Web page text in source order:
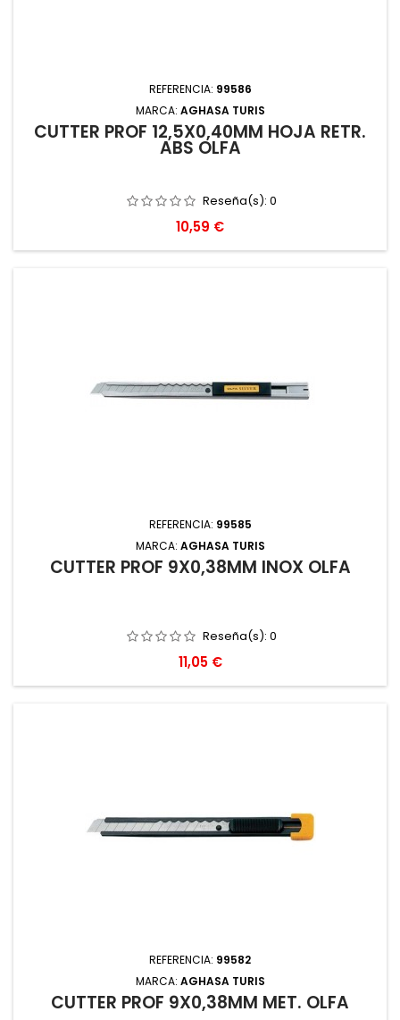
REFERENCIA: 99586
MARCA: AGHASA TURIS
CUTTER PROF 12,5X0,40MM HOJA RETR.
ABS OLFA
Reseña(s): 0
Precio
10,59 €
REFERENCIA: 99585
MARCA: AGHASA TURIS
CUTTER PROF 9X0,38MM INOX OLFA
Reseña(s): 0
Precio
11,05 €
REFERENCIA: 99582
MARCA: AGHASA TURIS
CUTTER PROF 9X0,38MM MET. OLFA